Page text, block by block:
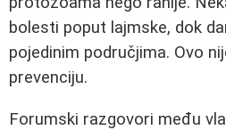
bolesti poput lajmske, dok
pojedinim područjima. Ovo
prevenciju.
Forumski razgovori među